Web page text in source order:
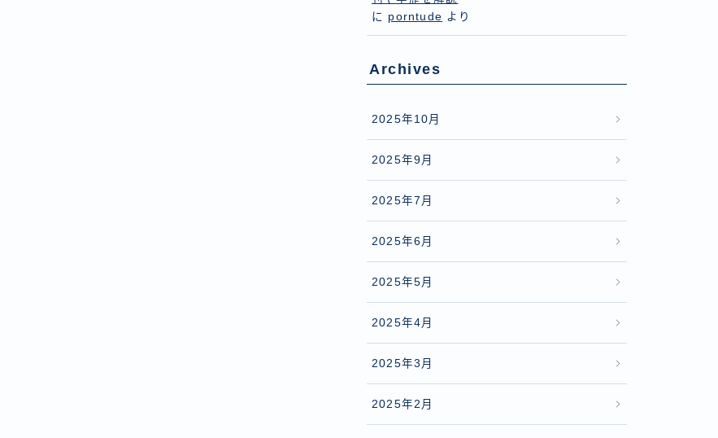
に porntude より
Archives
2025年10月
2025年9月
2025年7月
2025年6月
2025年5月
2025年4月
2025年3月
2025年2月